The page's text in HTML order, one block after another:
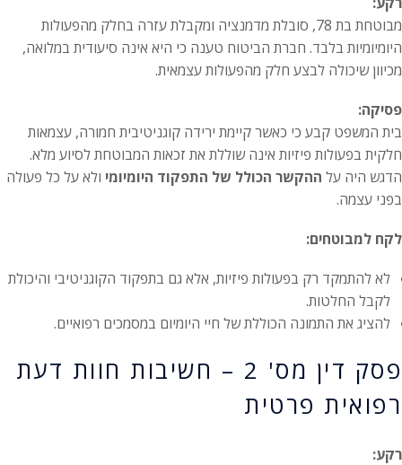
מבוטחת בת 78, סובלת מדמנציה ומקבלת עזרה בחלק מהפעולות
היומיומיות בלבד. חברת הביטוח טענה כי היא אינה סיעודית במלואה,
מכיוון שיכולה לבצע חלק מהפעולות עצמאית.
פסיקה:
בית המשפט קבע כי כאשר קיימת ירידה קוגניטיבית חמורה, עצמאות
חלקית בפעולות פיזיות אינה שוללת את זכאות המבוטחת לסיוע מלא.
הדגש היה על ההקשר הכולל של התפקוד היומיומי ולא על כל פעולה
בפני עצמה.
לקח למבוטחים:
לא להתמקד רק בפעולות פיזיות, אלא גם בתפקוד הקוגניטיבי והיכולת
לקבל החלטות.
להציג את התמונה הכוללת של חיי היומיום במסמכים רפואיים.
פסק דין מס' 2 – חשיבות חוות דעת
רפואית פרטית
רקע: